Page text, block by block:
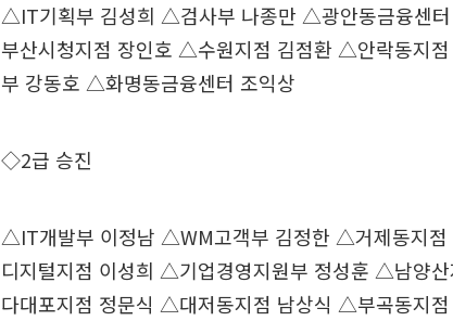
△IT기획부 김성희 △검사부 나종만 △광안동금융센
부산시청지점 장인호 △수원지점 김점환 △안락동지
부 강동호 △화명동금융센터 조익상
◇2급 승진
△IT개발부 이정남 △WM고객부 김정한 △거제동지
디지털지점 이성희 △기업경영지원부 정성훈 △남양
다대포지점 정문식 △대저동지점 남상식 △부곡동지